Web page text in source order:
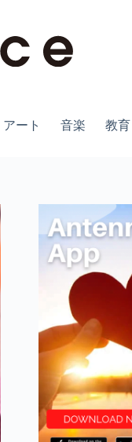
アート 音楽 教育